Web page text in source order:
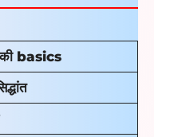
की basics